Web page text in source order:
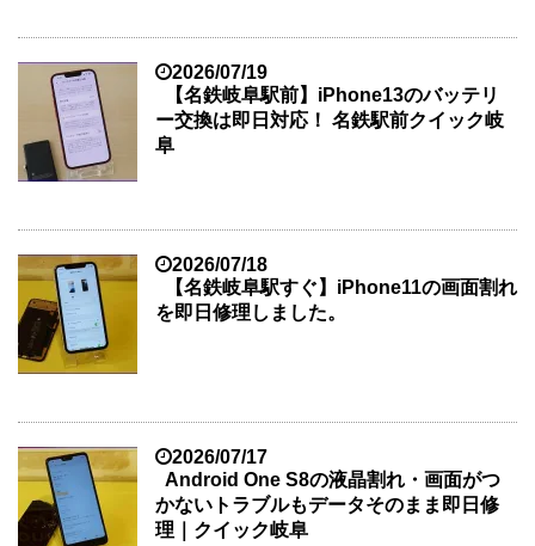
2026/07/19
【名鉄岐阜駅前】iPhone13のバッテリ
ー交換は即日対応！ 名鉄駅前クイック岐
阜
2026/07/18
【名鉄岐阜駅すぐ】iPhone11の画面割れ
を即日修理しました。
2026/07/17
Android One S8の液晶割れ・画面がつ
かないトラブルもデータそのまま即日修
理｜クイック岐阜